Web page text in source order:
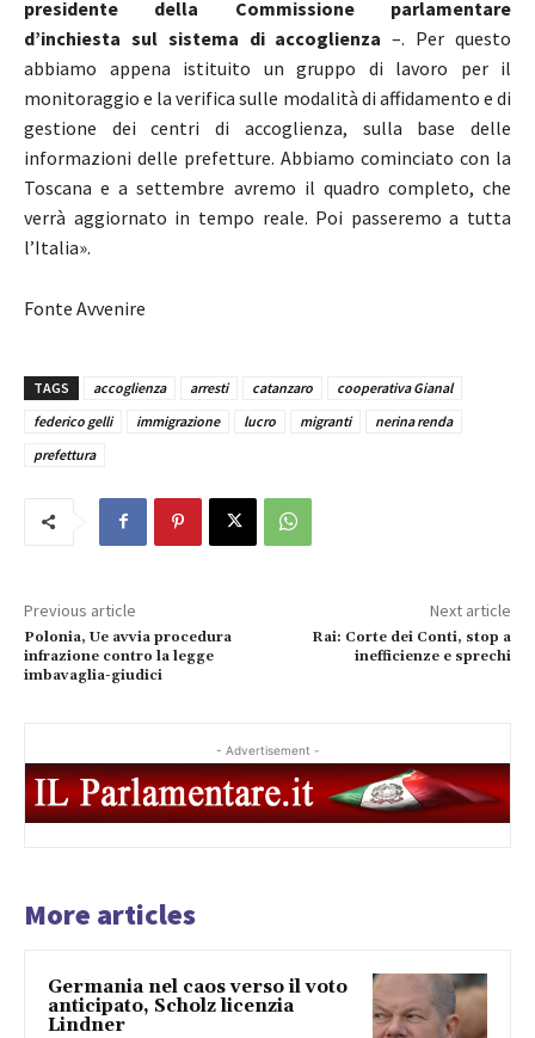
presidente della Commissione parlamentare
d’inchiesta sul sistema di accoglienza –. Per questo
abbiamo appena istituito un gruppo di lavoro per il
monitoraggio e la verifica sulle modalità di affidamento e di
gestione dei centri di accoglienza, sulla base delle
informazioni delle prefetture. Abbiamo cominciato con la
Toscana e a settembre avremo il quadro completo, che
verrà aggiornato in tempo reale. Poi passeremo a tutta
l’Italia».
Fonte Avvenire
TAGS accoglienza arresti catanzaro
cooperativa Gianal
federico gelli
immigrazione lucro migranti
nerina renda
prefettura
Previous article
Polonia, Ue avvia procedura
infrazione contro la legge
imbavaglia-giudici
Next article
Rai: Corte dei Conti, stop a
inefficienze e sprechi
- Advertisement -
More articles
Germania nel caos verso il voto
anticipato, Scholz licenzia
Lindner